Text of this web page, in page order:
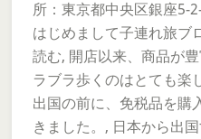
所：東京都中央区銀座5-
はじめまして子連れ旅ブ
読む, 開店以来、商品が
ラブラ歩くのはとても楽
出国の前に、免税品を購
きました。, 日本から出